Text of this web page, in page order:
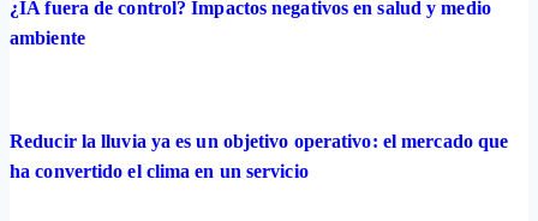
¿IA fuera de control? Impactos negativos en salud y medio
ambiente
Reducir la lluvia ya es un objetivo operativo: el mercado que
ha convertido el clima en un servicio